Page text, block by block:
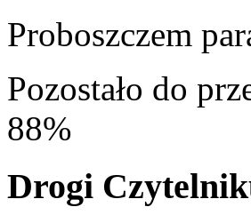
Proboszczem
Pozostało do
88%
Drogi